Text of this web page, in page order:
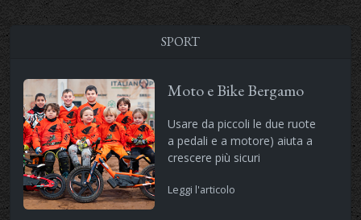
SPORT
Moto e Bike Bergamo
Usare da piccoli le due ruote
a pedali e a motore) aiuta a
crescere più sicuri
Leggi l'articolo